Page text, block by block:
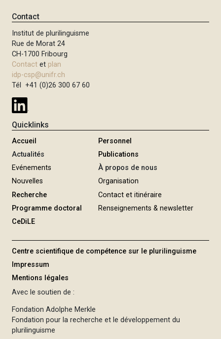
Contact
Institut de plurilinguisme
Rue de Morat 24
CH-1700 Fribourg
Contact et plan
idp-csp@unifr.ch
Tél +41 (0)26 300 67 60
Quicklinks
Accueil
Actualités
Evénements
Nouvelles
Recherche
Programme doctoral
CeDiLE
Personnel
Publications
À propos de nous
Organisation
Contact et itinéraire
Renseignements & newsletter
Centre scientifique de compétence sur le plurilinguisme
Impressum
Mentions légales
Avec le soutien de :
Fondation Adolphe Merkle
Fondation pour la recherche et le développement du
plurilinguisme